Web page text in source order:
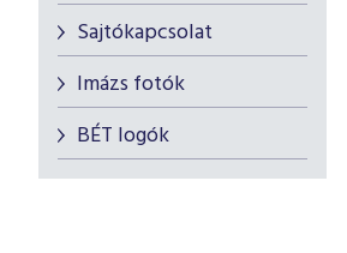
Sajtókapcsolat
Imázs fotók
BÉT logók